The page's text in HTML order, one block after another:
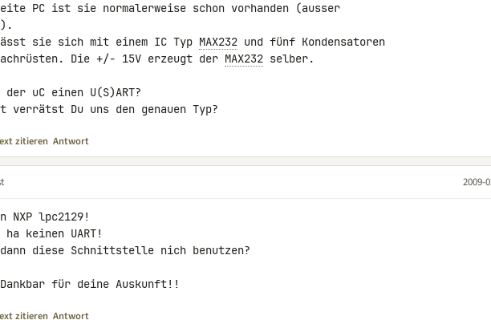
PC ist sie normalerweise schon vorhanden (ausser
sie sich mit einem IC Typ MAX232 und fünf Kondensatoren
Die +/- 15V erzeugt der MAX232 selber.
uC einen U(S)ART?
Du uns den genauen Typ?
zitieren Antwort
2009-
NXP lpc2129!
keinen UART!
diese Schnittstelle nich benutzen?
für deine Auskunft!!
zitieren Antwort